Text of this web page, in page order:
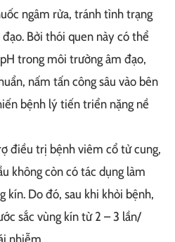
ngâm rửa, tránh tình trạng
Bởi thói quen này có thể
trong môi trường âm đạo,
nấm tấn công sâu vào bên
bệnh lý tiến triển nặng nề
điều trị bệnh viêm cổ tử cung,
không còn có tác dụng làm
kín. Do đó, sau khi khỏi bệnh,
sắc vùng kín từ 2 – 3 lần/